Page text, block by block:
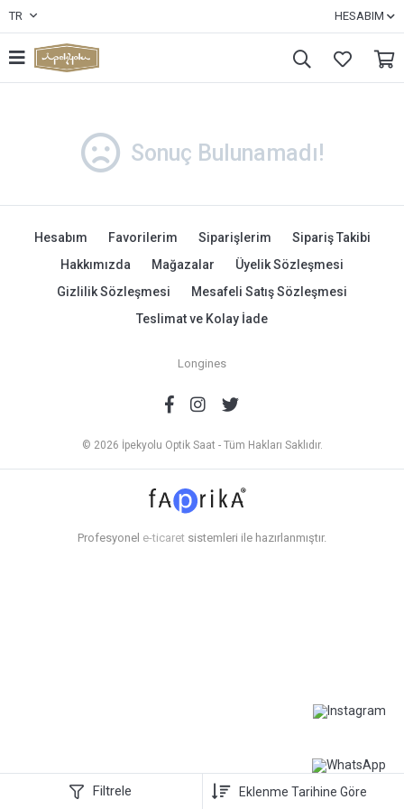
TR HESABIM
Filtrele
Sonuç Bulunamadı!
Hesabım Favorilerim Siparişlerim
Sipariş Takibi
Hakkımızda
Mağazalar
Üyelik Sözleşmesi
Gizlilik Sözleşmesi
Mesafeli Satış Sözleşmesi
Teslimat ve Kolay İade
Longines
© 2026 İpekyolu Optik Saat - Tüm Hakları Saklıdır.
Profesyonel e-ticaret sistemleri ile hazırlanmıştır.